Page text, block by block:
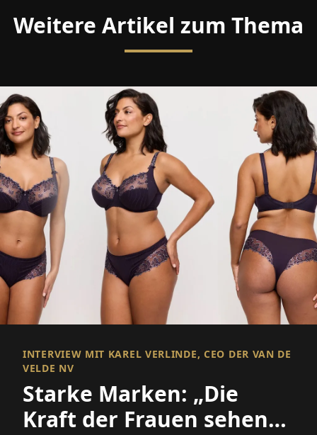
Weitere Artikel zum Thema
INTERVIEW MIT KAREL VERLINDE, CEO DER VAN DE
VELDE NV
Starke Marken: „Die
Kraft der Frauen sehen